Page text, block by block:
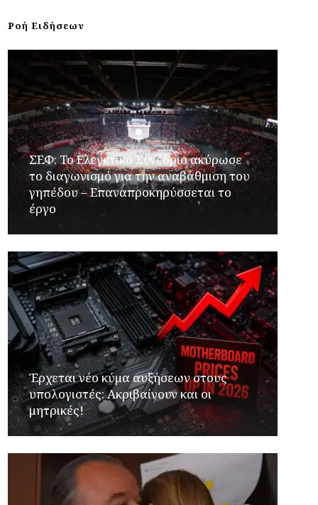
Ροή Ειδήσεων
ΣΕΦ: Το Ελεγκτικό Συνέδριο ακύρωσε
το διαγωνισμό για την αναβάθμιση του
γηπέδου – Επαναπροκηρύσσεται το
έργο
Έρχεται νέο κύμα αυξήσεων στους
υπολογιστές: Ακριβαίνουν και οι
μητρικές!